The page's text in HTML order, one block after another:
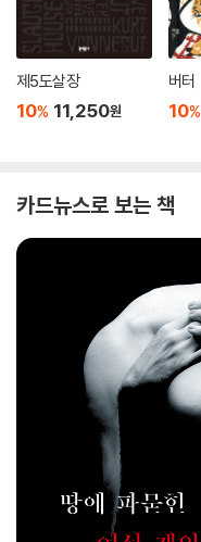
제5도살장
10% 11,250원
버터
10%
카드뉴스로 보는 책